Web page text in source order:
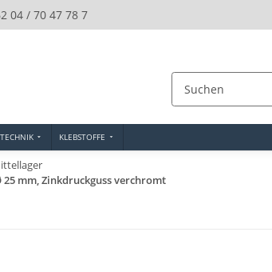
04 / 70 47 78 7
KLEBSTOFFE
mm, Zinkdruckguss verchromt